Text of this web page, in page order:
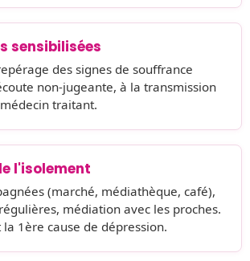
sensibilisées
des signes de souffrance
non-jugeante, à la transmission
traitant.
l'isolement
(marché, médiathèque, café),
médiation avec les proches.
1ère cause de dépression.